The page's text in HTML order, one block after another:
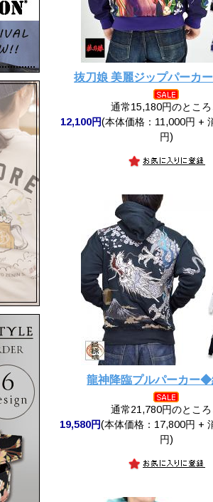
抜刀娘 美麗ジップパーカ
通常15,180円のところ
12,100円(本体価格：11,000円 +
円)
龍神降臨プルパーカー
通常21,780円のところ
19,580円(本体価格：17,800円 +
円)